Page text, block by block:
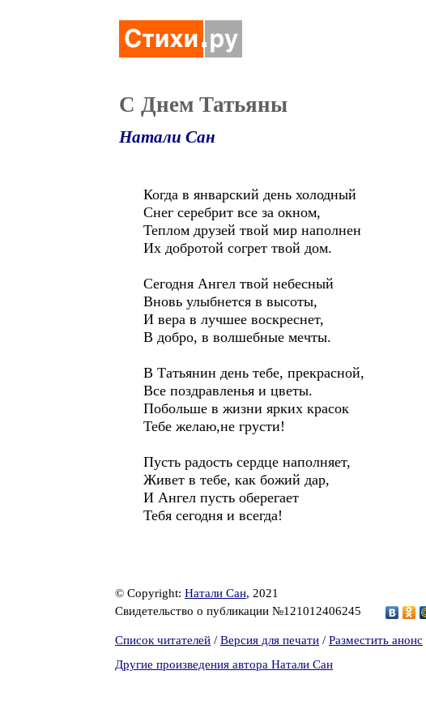
С Днем Татьяны
Натали Сан
Когда в январский день холодный
Снег серебрит все за окном,
Теплом друзей твой мир наполнен
Их добротой согрет твой дом.
Сегодня Ангел твой небесный
Вновь улыбнется в высоты,
И вера в лучшее воскреснет,
В добро, в волшебные мечты.
В Татьянин день тебе, прекрасной,
Все поздравленья и цветы.
Побольше в жизни ярких красок
Тебе желаю,не грусти!
Пусть радость сердце наполняет,
Живет в тебе, как божий дар,
И Ангел пусть оберегает
Тебя сегодня и всегда!
© Copyright: Натали Сан, 2021
Свидетельство о публикации №121012406245
Список читателей / Версия для печати / Разместить анонс
Другие произведения автора Натали Сан